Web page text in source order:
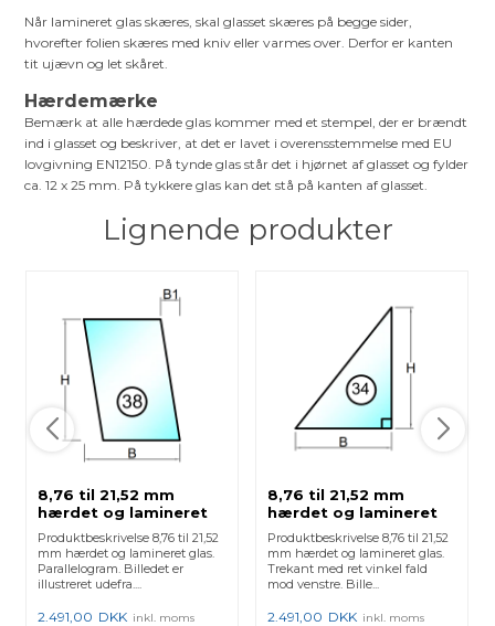
Når lamineret glas skæres, skal glasset skæres på begge sider,
hvorefter folien skæres med kniv eller varmes over. Derfor er kanten
tit ujævn og let skåret.
Hærdemærke
Bemærk at alle hærdede glas kommer med et stempel, der er brændt
ind i glasset og beskriver, at det er lavet i overensstemmelse med EU
lovgivning EN12150. På tynde glas står det i hjørnet af glasset og fylder
ca. 12 x 25 mm. På tykkere glas kan det stå på kanten af glasset.
Lignende produkter
8,76 til 21,52 mm
hærdet og lamineret
glas med poleret kant
- Figur 38
Produktbeskrivelse 8,76 til 21,52
mm hærdet og lamineret glas.
Parallelogram. Billedet er
illustreret udefra....
2.491,00 DKK inkl. moms
8,76 til 21,52 mm
hærdet og lamineret
glas med poleret kant
- Figur 34
Produktbeskrivelse 8,76 til 21,52
mm hærdet og lamineret glas.
Trekant med ret vinkel fald
mod venstre. Bille...
2.491,00 DKK inkl. moms